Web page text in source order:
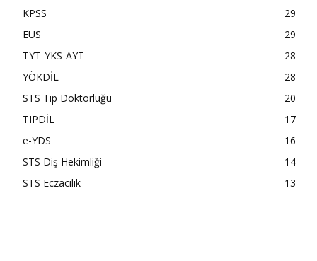
KPSS
29
EUS
29
TYT-YKS-AYT
28
YÖKDİL
28
STS Tıp Doktorluğu
20
TIPDİL
17
e-YDS
16
STS Diş Hekimliği
14
STS Eczacılık
13